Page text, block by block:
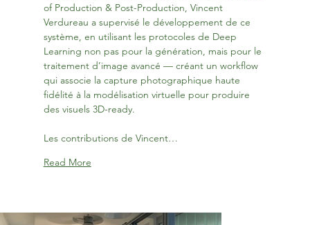
of Production & Post-Production, Vincent
Verdureau a supervisé le développement de ce
système, en utilisant les protocoles de Deep
Learning non pas pour la génération, mais pour le
traitement d’image avancé — créant un workflow
qui associe la capture photographique haute
fidélité à la modélisation virtuelle pour produire
des visuels 3D-ready.
Les contributions de Vincent…
Read More